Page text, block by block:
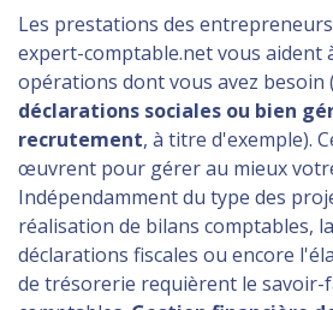
Les prestations des
expert-comptable.net vous aident
opérations dont vous avez besoin (
déclarations sociales ou bien
recrutement, à titre d'exemple).
œuvrent pour gérer au mieux
Indépendamment du type des
réalisation de bilans comptables,
déclarations fiscales ou encore
de trésorerie requièrent le savoir-